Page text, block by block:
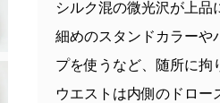
シルク混の微光沢が上品
細めのスタンドカラーや
プを使うなど、随所に拘
ウエストは内側のドロー